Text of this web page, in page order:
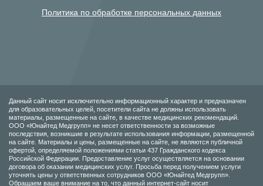
Политика по обработке персональных данных
Данный сайт носит исключительно информационный характер и предназначен
для образовательных целей, посетители сайта не должны использовать
материалы, размещенные на сайте, в качестве медицинских рекомендаций.
ООО «Юнайтед Медгрупп» не несет ответственности за возможные
последствия, возникшие в результате использования информации, размещенной
на сайте. Материалы и цены, размещенные на сайте, не являются публичной
офертой, определяемой положениями статьи 437 Гражданского кодекса
Российской Федерации. Предоставление услуг осуществляется на основании
договора об оказании медицинских услуг. Просьба перед получением услуги
уточнять цены у ответственных сотрудников ООО «Юнайтед Медгрупп».
Обращаем ваше внимание на то, что данный интернет-сайт носит